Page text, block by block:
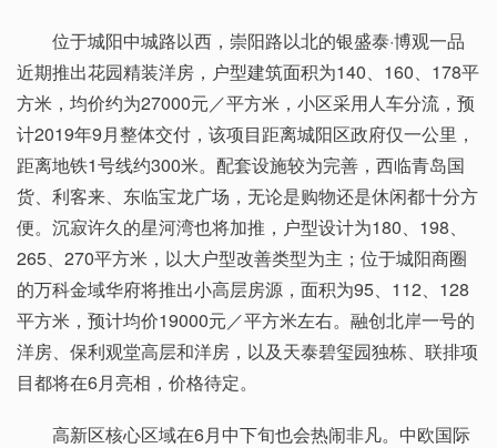
位于城阳中城路以西，崇阳路以北的银盛泰·博观一品
近期推出花园精装洋房，户型建筑面积为140、160、178平
方米，均价约为27000元／平方米，小区采用人车分流，预
计2019年9月整体交付，该项目距离城阳区政府仅一公里，
距离地铁1号线约300米。配套设施较为完善，西临青岛国
货、利客来、东临宝龙广场，无论是购物还是休闲都十分方
便。沉寂许久的星河湾也将加推，户型设计为180、198、
265、270平方米，以大户型改善类型为主；位于城阳商圈
的万科金域华府将推出小高层房源，面积为95、112、128
平方米，预计均价19000元／平方米左右。融创北岸一号的
洋房、保利观堂高层和洋房，以及天泰碧玺园独栋、联排项
目都将在6月亮相，价格待定。
高新区核心区域在6月中下旬也会热闹非凡。中欧国际